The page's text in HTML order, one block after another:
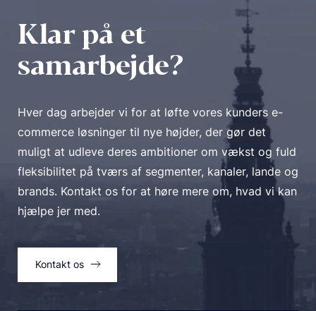
Klar på et
samarbejde?
Hver dag arbejder vi for at løfte vores kunders e-
commerce løsninger til nye højder, der gør det
muligt at udleve deres ambitioner om vækst og fuld
fleksibilitet på tværs af segmenter, kanaler, lande og
brands. Kontakt os for at høre mere om, hvad vi kan
hjælpe jer med.
Kontakt os